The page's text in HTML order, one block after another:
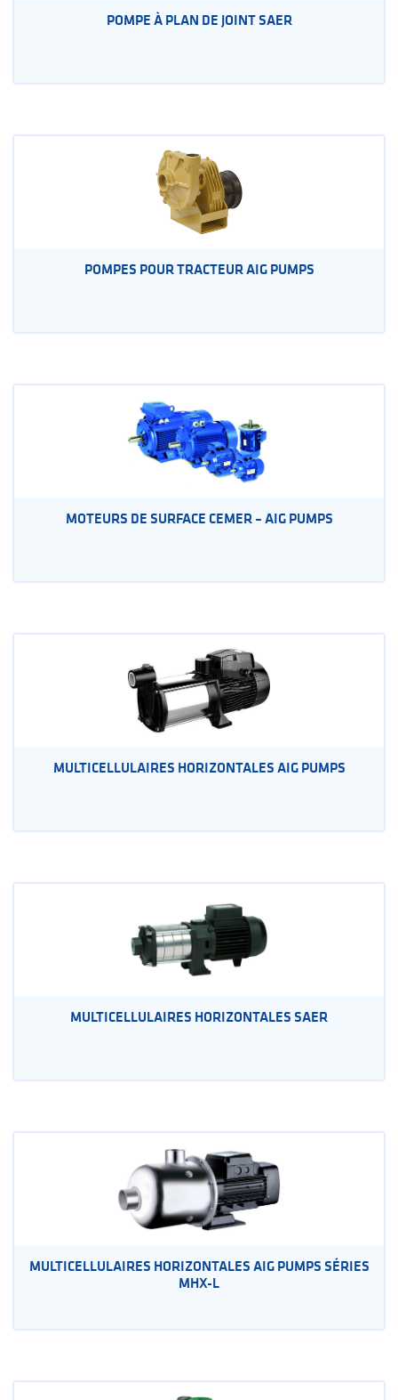
POMPE À PLAN DE JOINT SAER
POMPES POUR TRACTEUR AIG PUMPS
MOTEURS DE SURFACE CEMER – AIG PUMPS
MULTICELLULAIRES HORIZONTALES AIG PUMPS
MULTICELLULAIRES HORIZONTALES SAER
MULTICELLULAIRES HORIZONTALES AIG PUMPS SÉRIES
MHX-L